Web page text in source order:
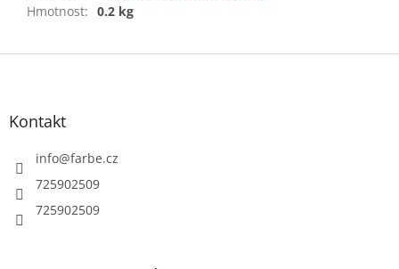
Hmotnost: 0.2 kg
Z
Kontakt
info@farbe.cz
725902509
725902509